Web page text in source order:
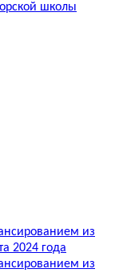
школы
из
2024 года
из